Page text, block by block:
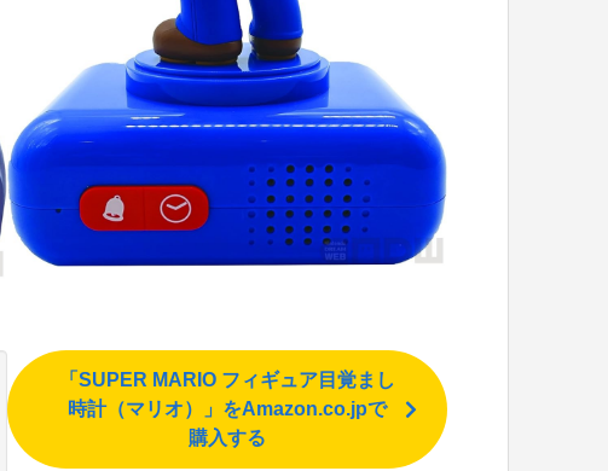
「SUPER MARIO フィギュア目覚まし
時計（マリオ）」をAmazon.co.jpで
購入する